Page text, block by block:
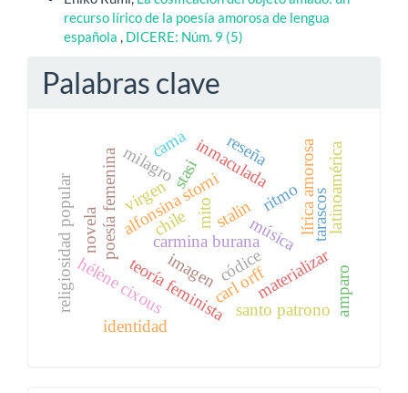
recurso lírico de la poesía amorosa de lengua
española , DICERE: Núm. 9 (5)
Palabras clave
carl orff
carmina burana
mito
música
ritmo
alfonsina storni
poesía femenina lírica amorosa
teoría feminista
hélène cixous
virgen
milagro
materializar
inmaculada
imagen
identidad
santo patrono
religiosidad popular
cama
códice
tarascoslatinoamérica
reseña
novela
amparo
stasi
chile stalin